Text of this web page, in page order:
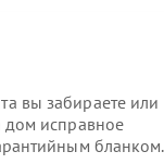
вы забираете или
дом исправное
бланком.